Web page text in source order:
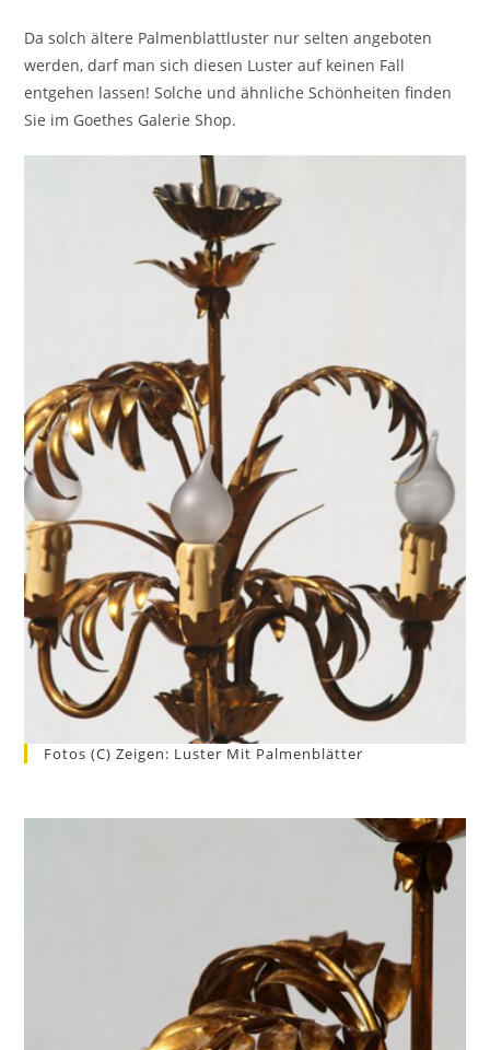
Da solch ältere Palmenblattluster nur selten angeboten
werden, darf man sich diesen Luster auf keinen Fall
entgehen lassen! Solche und ähnliche Schönheiten finden
Sie im Goethes Galerie Shop.
Fotos (c) Zeigen: Luster Mit Palmenblätter